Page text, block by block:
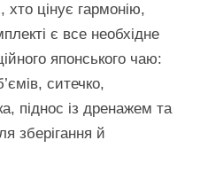
хто цінує гармонію,
є все необхідне
японського чаю:
ситечко,
піднос із дренажем та
зберігання й